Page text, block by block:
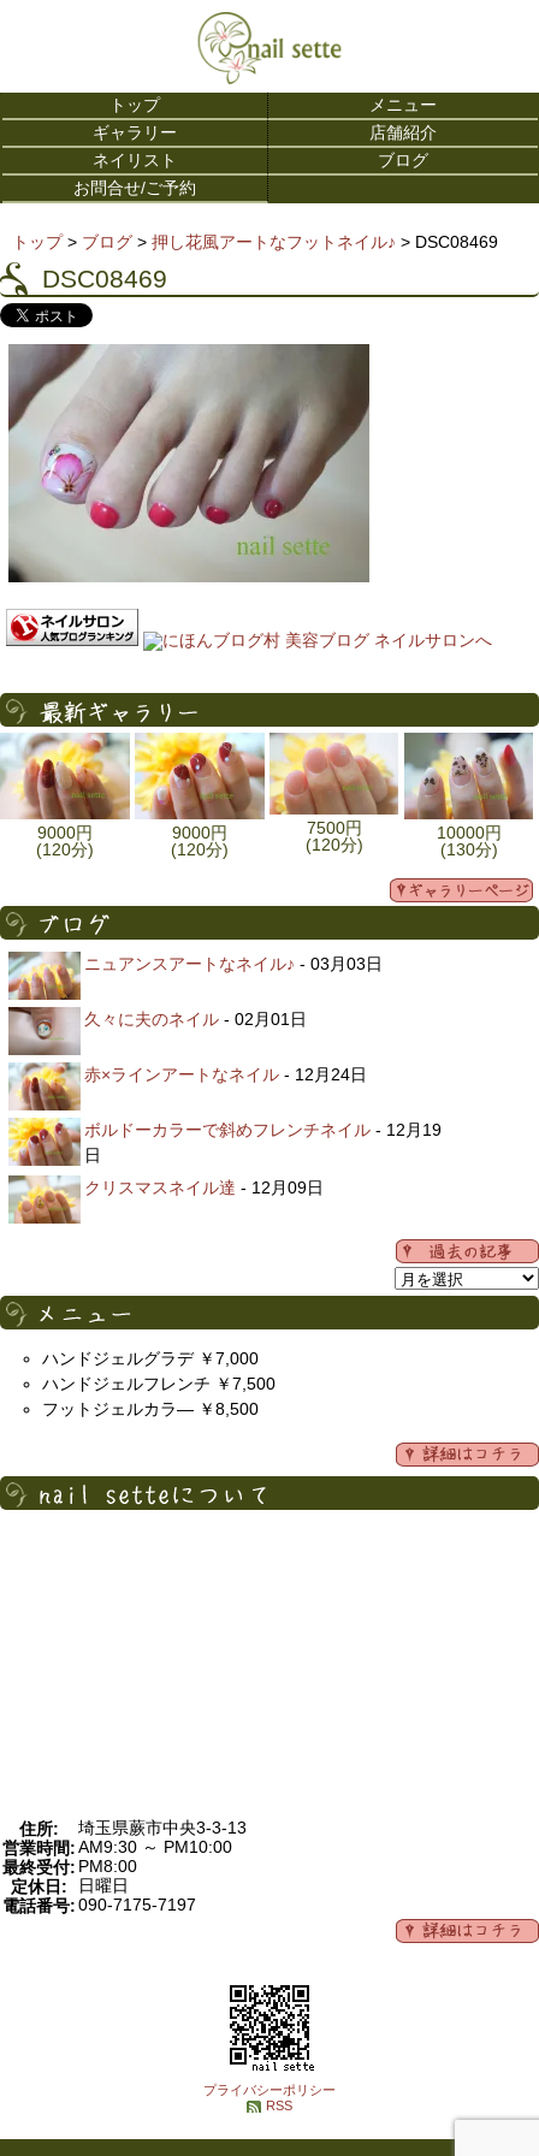
トップ
メニュー
ギャラリー
店舗紹介
ネイリスト
ブログ
お問合せ/ご予約
トップ> ブログ > 押し花風アートなフットネイル♪ > DSC08469
DSC08469
9000円
(120分)
9000円
(120分)
7500円
(120分)
10000円
(130分)
ニュアンスアートなネイル♪ - 03月03日
久々に夫のネイル - 02月01日
赤×ラインアートなネイル - 12月24日
ボルドーカラーで斜めフレンチネイル - 12月19
日
クリスマスネイル達 - 12月09日
ハンドジェルグラデ ￥7,000
ハンドジェルフレンチ ￥7,500
フットジェルカラ― ￥8,500
住所:
埼玉県蕨市中央3-3-13
営業時間:AM9:30 ～ PM10:00
最終受付: PM8:00
定休日:
日曜日
電話番号:090-7175-7197
プライバシーポリシー
RSS